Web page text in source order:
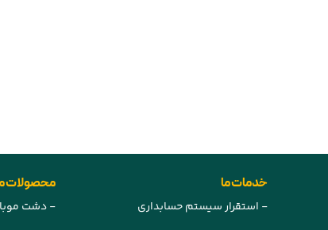
خدمات ما
- استقرار سیستم حسابداری
محصولات
- دشت